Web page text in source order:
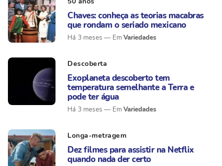
Chaves: conheça as teorias macabras
que rondam o seriado mexicano
Há 3 meses Variedades
Descoberta
Exoplaneta descoberto tem
temperatura semelhante a Terra e
pode ter água
Há 3 meses Variedades
Longa-metragem
Dez filmes para assistir na Netflix
quando nada der certo